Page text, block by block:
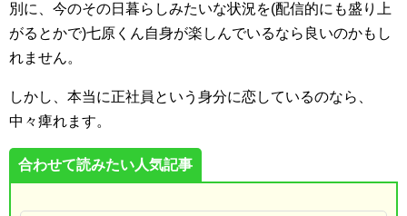
別に、今のその日暮らしみたいな状況を(配信的にも盛り上
がるとかで)七原くん自身が楽しんでいるなら良いのかもし
れません。
しかし、本当に正社員という身分に恋しているのなら、
中々痺れます。
合わせて読みたい人気記事